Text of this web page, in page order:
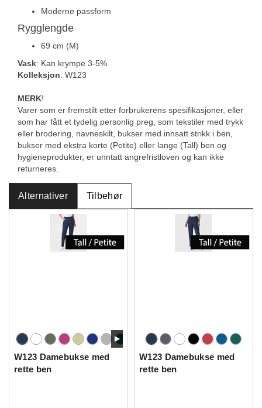
Moderne passform
Rygglengde
69 cm (M)
Vask: Kan krympe 3-5%
Kolleksjon: W123
MERK!
Varer som er fremstilt etter forbrukerens spesifikasjoner, eller
som har fått et tydelig personlig preg, som tekstiler med trykk
eller brodering, navneskilt, bukser med innsatt strikk i ben,
bukser med ekstra korte (Petite) eller lange (Tall) ben og
hygieneprodukter, er unntatt angrefristloven og kan ikke
returneres.
Alternativer Tilbehør
W123 Damebukse med
rette ben
W123 Damebukse med
rette ben